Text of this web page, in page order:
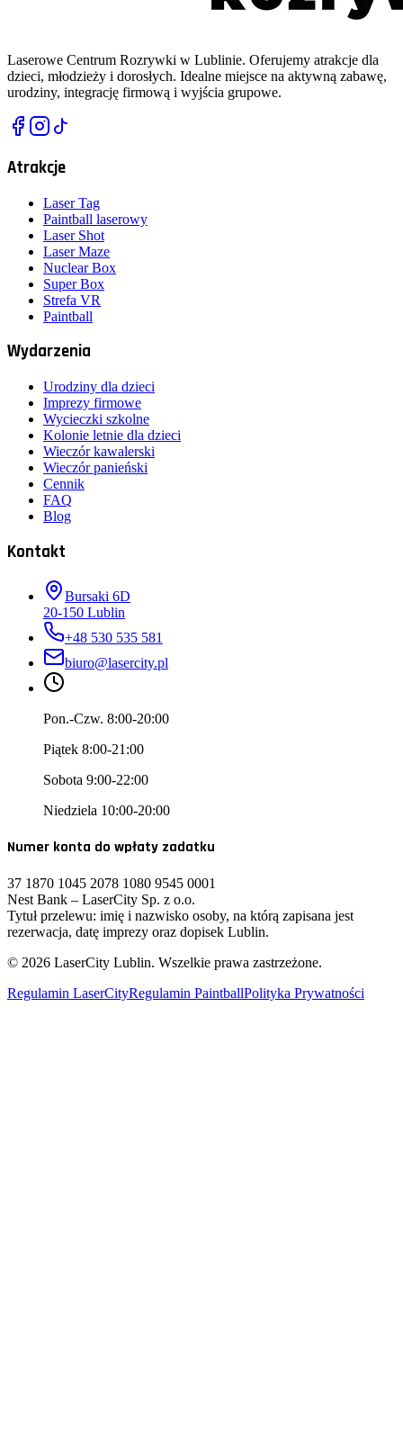
Laserowe Centrum Rozrywki w Lublinie. Oferujemy atrakcje dla
dzieci, młodzieży i dorosłych. Idealne miejsce na aktywną zabawę,
urodziny, integrację firmową i wyjścia grupowe.
Atrakcje
Laser Tag
Paintball laserowy
Laser Shot
Laser Maze
Nuclear Box
Super Box
Strefa VR
Paintball
Wydarzenia
Urodziny dla dzieci
Imprezy firmowe
Wycieczki szkolne
Kolonie letnie dla dzieci
Wieczór kawalerski
Wieczór panieński
Cennik
FAQ
Blog
Kontakt
Bursaki 6D
20-150 Lublin
+48 530 535 581
biuro@lasercity.pl
Pon.-Czw. 8:00-20:00
Piątek 8:00-21:00
Sobota 9:00-22:00
Niedziela 10:00-20:00
Numer konta do wpłaty zadatku
37 1870 1045 2078 1080 9545 0001
Nest Bank – LaserCity Sp. z o.o.
Tytuł przelewu: imię i nazwisko osoby, na którą zapisana jest
rezerwacja, datę imprezy oraz dopisek Lublin.
© 2026 LaserCity Lublin. Wszelkie prawa zastrzeżone.
Regulamin LaserCityRegulamin PaintballPolityka Prywatności